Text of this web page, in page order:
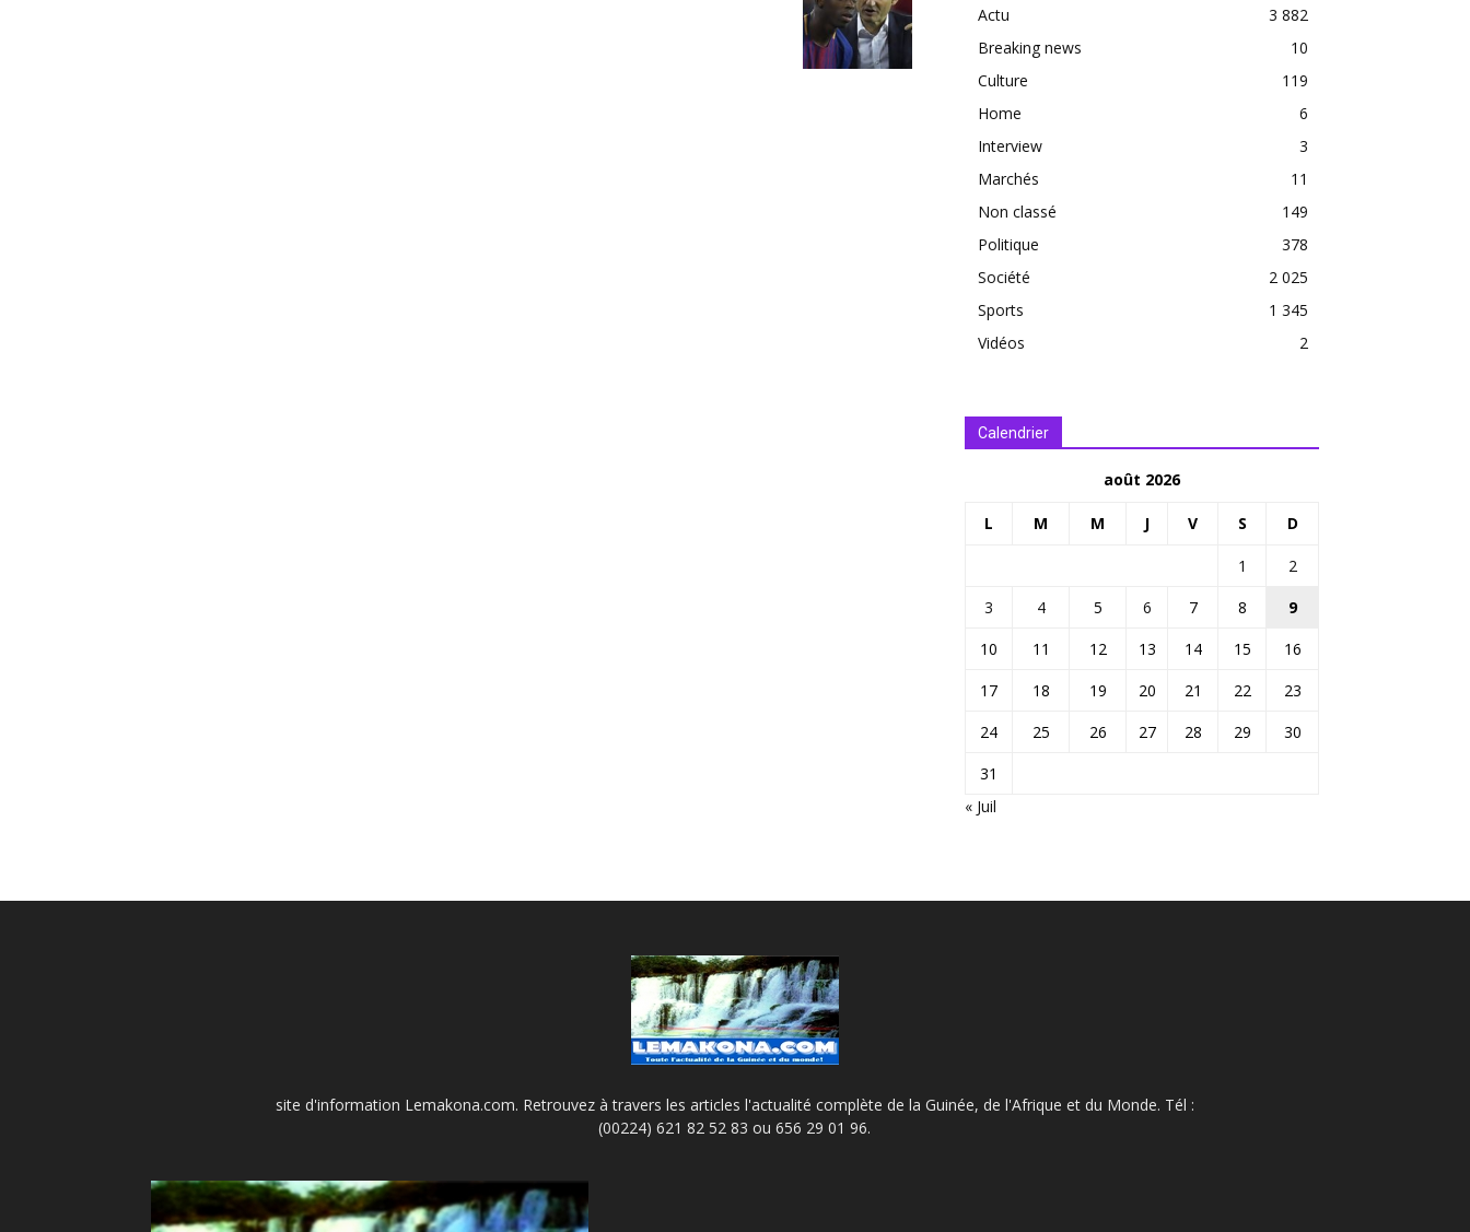
Actu
3 882
Breaking news
10
Culture
119
Home
6
Interview
3
Marchés
11
Non classé
149
Politique
378
Société
2 025
Sports
1 345
Vidéos
2
Calendrier
août 2026
L M M J V S D
1
2
3
4 5 6 7 8
9
10
11 12 13 14 15
16
17
18 19 20 21 22
23
24
25 26 27 28 29
30
31
« Juil
site d'information Lemakona.com. Retrouvez à travers les articles l'actualité complète de la Guinée, de l'Afrique et du Monde. Tél :
(00224) 621 82 52 83 ou 656 29 01 96.